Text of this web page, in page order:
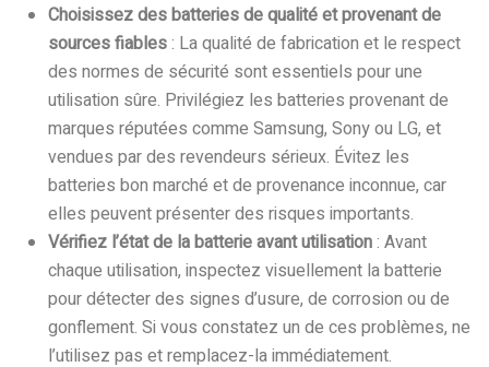
Choisissez des batteries de qualité et provenant de
sources fiables: La qualité de fabrication et le respect
des normes de sécurité sont essentiels pour une
utilisation sûre. Privilégiez les batteries provenant de
marques réputées comme Samsung, Sony ou LG, et
vendues par des revendeurs sérieux. Évitez les
batteries bon marché et de provenance inconnue, car
elles peuvent présenter des risques importants.
Vérifiez l’état de la batterie avant utilisation: Avant
chaque utilisation, inspectez visuellement la batterie
pour détecter des signes d’usure, de corrosion ou de
gonflement. Si vous constatez un de ces problèmes, ne
l’utilisez pas et remplacez-la immédiatement.